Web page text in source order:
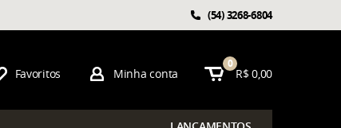
(54)3268-6804
Favoritos Minha conta
0
R$ 0,00